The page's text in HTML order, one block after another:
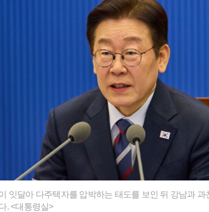
잇달아 다주택자를 압박하는 태도를 보인 뒤 강남과
. <대통령실>